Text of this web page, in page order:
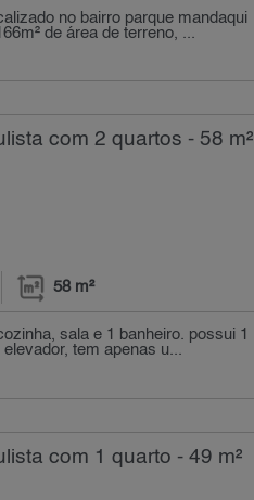
no bairro parque mandaqui
de área de terreno, ...
com 2 quartos - 58 m²
58 m²
sala e 1 banheiro. possui 1
tem apenas u...
com 1 quarto - 49 m²